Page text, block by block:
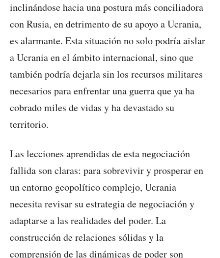
inclinándose hacia una postura más conciliadora
con Rusia, en detrimento de su apoyo a Ucrania,
es alarmante. Esta situación no solo podría aislar
a Ucrania en el ámbito internacional, sino que
también podría dejarla sin los recursos militares
necesarios para enfrentar una guerra que ya ha
cobrado miles de vidas y ha devastado su
territorio.
Las lecciones aprendidas de esta negociación
fallida son claras: para sobrevivir y prosperar en
un entorno geopolítico complejo, Ucrania
necesita revisar su estrategia de negociación y
adaptarse a las realidades del poder. La
construcción de relaciones sólidas y la
comprensión de las dinámicas de poder son